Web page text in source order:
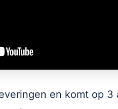
en komt op 3